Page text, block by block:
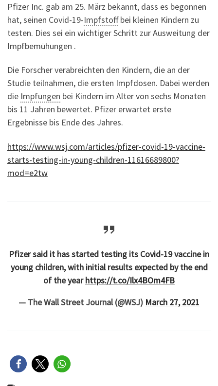
Pfizer Inc. gab am 25. März bekannt, dass es begonnen
hat, seinen Covid-19-Impfstoffbei kleinen Kindern zu
testen. Dies sei ein wichtiger Schritt zur Ausweitung der
Impfbemühungen .
Die Forscher verabreichten den Kindern, die an der
Studie teilnahmen, die ersten Impfdosen. Dabei werden
die Impfungen bei Kindern im Alter von sechs Monaten
bis 11 Jahren bewertet. Pfizer erwartet erste
Ergebnisse bis Ende des Jahres.
https://www.wsj.com/articles/pfizer-covid-19-vaccine-
starts-testing-in-young-children-11616689800?
mod=e2tw
Pfizer said it has started testing its Covid-19 vaccine in
young children, with initial results expected by the end
of the yearhttps://t.co/Ilx4BOm4FB
— The Wall Street Journal (@WSJ) March 27, 2021